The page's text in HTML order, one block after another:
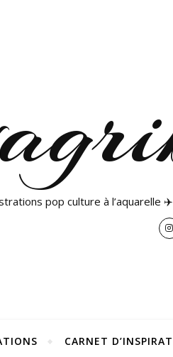
pop culture à
CARNET